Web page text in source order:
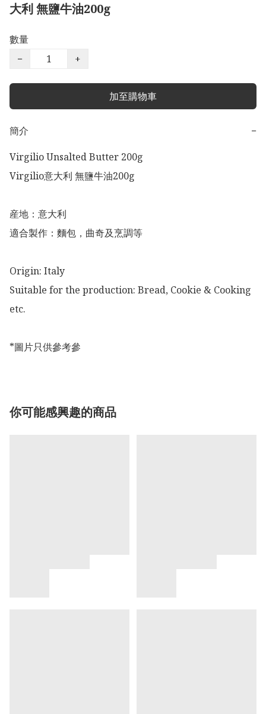
大利 無鹽牛油200g
數量
−
+
加至購物車
簡介
−
Virgilio Unsalted Butter 200g
Virgilio意大利 無鹽牛油200g
産地：意大利
適合製作：麵包，曲奇及烹調等
Origin: Italy
Suitable for the production: Bread, Cookie & Cooking
etc.
*圖片只供參考參
你可能感興趣的商品